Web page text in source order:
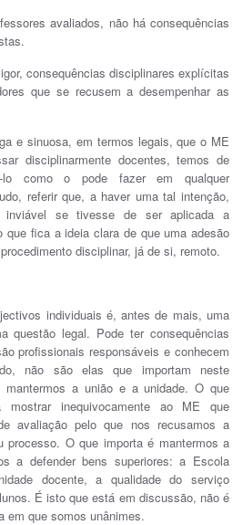
avaliados, não há consequências
consequências disciplinares explícitas
que se recusem a desempenhar as
e sinuosa, em termos legais, que o ME
disciplinarmente docentes, temos de
lo como o pode fazer em qualquer
referir que, a haver uma tal intenção,
inviável se tivesse de ser aplicada a
que fica a ideia clara de que uma adesão
disciplinar, já de si, remoto.
individuais é, antes de mais, uma
questão legal. Pode ter consequências
profissionais responsáveis e conhecem
não são elas que importam neste
a união e a unidade. O que
mostrar inequivocamente ao ME que
avaliação pelo que nos recusamos a
processo. O que importa é mantermos a
a defender bens superiores: a Escola
docente, a qualidade do serviço
É isto que está em discussão, não é
em que somos unânimes.